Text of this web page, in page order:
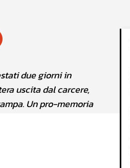
due giorni in
uscita dal carcere,
Un pro-memoria